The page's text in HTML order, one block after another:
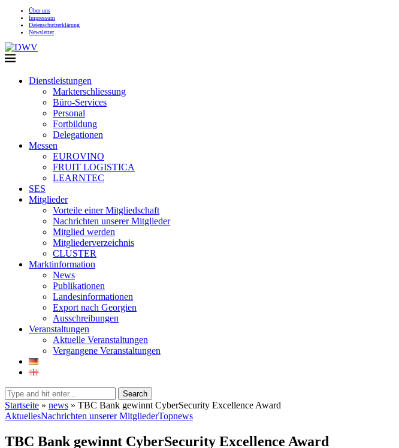
Über uns
Impressum
Datenschutzerklärung
Newsletter
Dienstleistungen
Markterschliessung
Büro-Services
Personal
Fortbildung
Delegationen
Messen
EUROVINO
FRUIT LOGISTICA
LEARNTEC
SES
Mitglieder
Vorteile einer Mitgliedschaft
Nachrichten unserer Mitglieder
Mitglied werden
Mitgliederverzeichnis
CLUSTER
Marktinformation
News
Publikationen
Landesinformationen
Export nach Georgien
Ausschreibungen
Veranstaltungen
Aktuelle Veranstaltungen
Vergangene Veranstaltungen
Search
Startseite » news » TBC Bank gewinnt CyberSecurity Excellence Award
AktuellesNachrichten unserer MitgliederTopnews
TBC Bank gewinnt CyberSecurity Excellence Award